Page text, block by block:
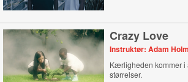
Crazy Love
Instruktør: Adam
Kærligheden kommer i
størrelser.